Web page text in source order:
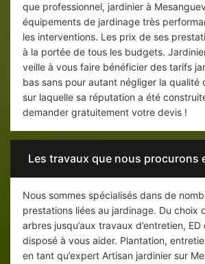
que professionnel, jardinier à
équipements de jardinage très
les interventions. Les prix de ses
à la portée de tous les budgets.
veille à vous faire bénéficier des tarifs
bas sans pour autant négliger la qualité
sur laquelle sa réputation a été
demander gratuitement votre devis !
Les travaux que nous procurons
Nous sommes spécialisés dans de
prestations liées au jardinage. Du choix
arbres jusqu’aux travaux d’entretien,
disposé à vous aider. Plantation,
en tant qu’expert Artisan jardinier sur